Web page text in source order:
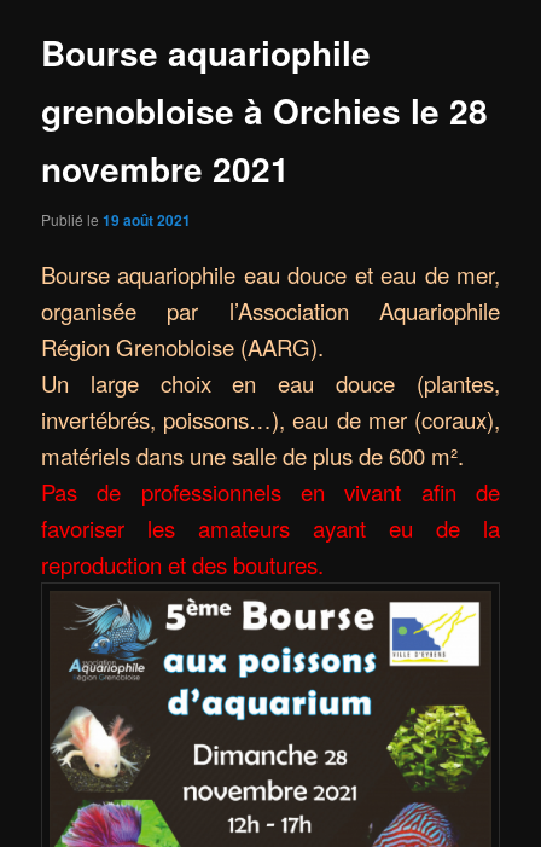
Bourse aquariophile
grenobloise à Orchies le 28
novembre 2021
Publié le19 août 2021
Bourse aquariophile eau douce et eau de mer,
organisée par l’Association Aquariophile
Région Grenobloise (AARG).
Un large choix en eau douce (plantes,
invertébrés, poissons…), eau de mer (coraux),
matériels dans une salle de plus de 600 m².
Pas de professionnels en vivant afin de
favoriser les amateurs ayant eu de la
reproduction et des boutures.